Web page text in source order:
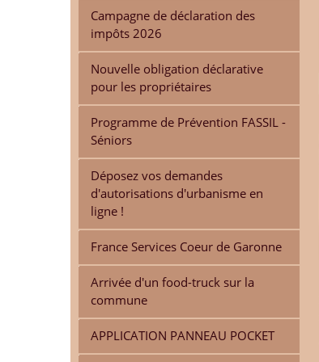
Campagne de déclaration des
impôts 2026
Nouvelle obligation déclarative
pour les propriétaires
Programme de Prévention FASSIL -
Séniors
Déposez vos demandes
d'autorisations d'urbanisme en
ligne !
France Services Coeur de Garonne
Arrivée d'un food-truck sur la
commune
APPLICATION PANNEAU POCKET